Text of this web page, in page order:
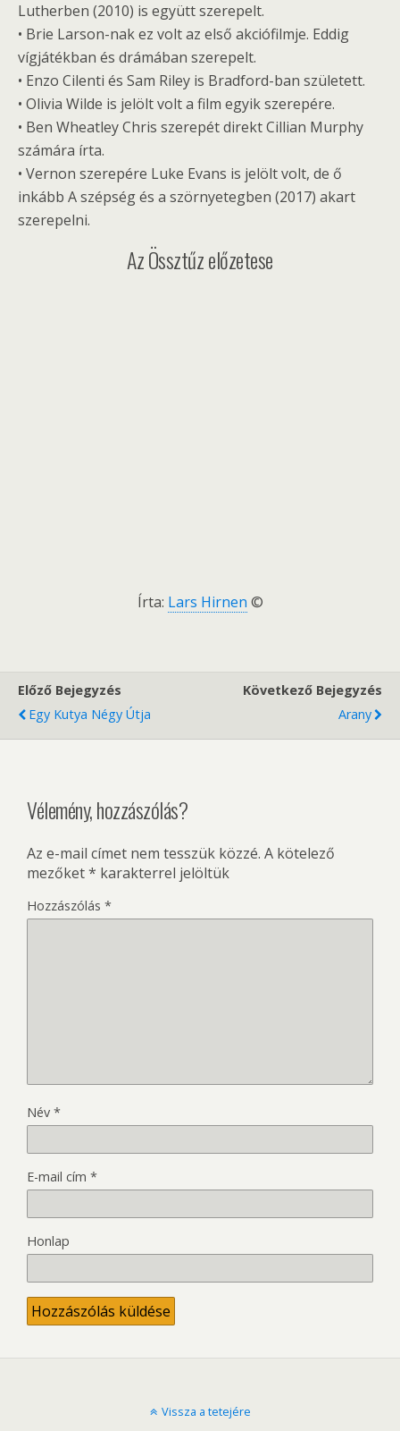
Lutherben (2010) is együtt szerepelt.
• Brie Larson-nak ez volt az első akciófilmje. Eddig
vígjátékban és drámában szerepelt.
• Enzo Cilenti és Sam Riley is Bradford-ban született.
• Olivia Wilde is jelölt volt a film egyik szerepére.
• Ben Wheatley Chris szerepét direkt Cillian Murphy
számára írta.
• Vernon szerepére Luke Evans is jelölt volt, de ő
inkább A szépség és a szörnyetegben (2017) akart
szerepelni.
Az Össztűz előzetese
Írta: Lars Hirnen ©
Előző Bejegyzés
Egy Kutya Négy Útja
Következő Bejegyzés
Arany
Vélemény, hozzászólás?
Az e-mail címet nem tesszük közzé. A kötelező
mezőket* karakterrel jelöltük
Hozzászólás *
Név *
E-mail cím *
Honlap
Vissza a tetejére